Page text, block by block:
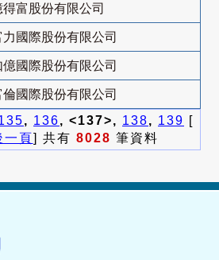
得富股份有限公司
力國際股份有限公司
億國際股份有限公司
倫國際股份有限公司
, 136, <137>, 138, 139 [
一頁] 共有 8028 筆資料